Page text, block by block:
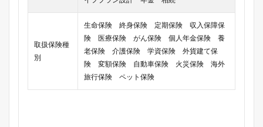
取扱保険種
別
生命保険 終身保険 定期保険 収入保障保
険 医療保険 がん保険 個人年金保険 養
老保険 介護保険 学資保険 外貨建て保
険 変額保険 自動車保険 火災保険 海外
旅行保険 ペット保険